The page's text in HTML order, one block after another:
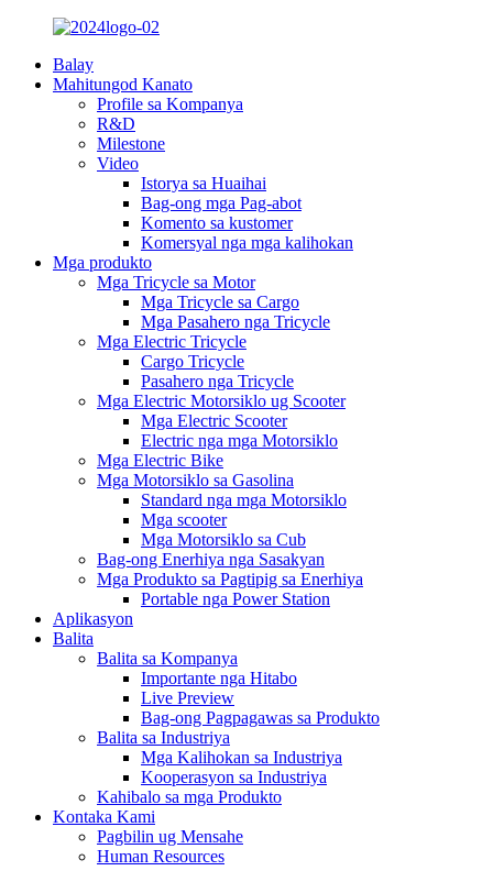
Balay
Mahitungod Kanato
Profile sa Kompanya
R&D
Milestone
Video
Istorya sa Huaihai
Bag-ong mga Pag-abot
Komento sa kustomer
Komersyal nga mga kalihokan
Mga produkto
Mga Tricycle sa Motor
Mga Tricycle sa Cargo
Mga Pasahero nga Tricycle
Mga Electric Tricycle
Cargo Tricycle
Pasahero nga Tricycle
Mga Electric Motorsiklo ug Scooter
Mga Electric Scooter
Electric nga mga Motorsiklo
Mga Electric Bike
Mga Motorsiklo sa Gasolina
Standard nga mga Motorsiklo
Mga scooter
Mga Motorsiklo sa Cub
Bag-ong Enerhiya nga Sasakyan
Mga Produkto sa Pagtipig sa Enerhiya
Portable nga Power Station
Aplikasyon
Balita
Balita sa Kompanya
Importante nga Hitabo
Live Preview
Bag-ong Pagpagawas sa Produkto
Balita sa Industriya
Mga Kalihokan sa Industriya
Kooperasyon sa Industriya
Kahibalo sa mga Produkto
Kontaka Kami
Pagbilin ug Mensahe
Human Resources